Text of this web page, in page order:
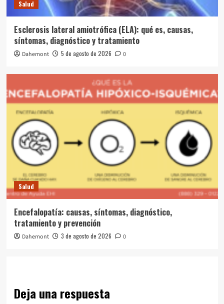
Salud
Esclerosis lateral amiotrófica (ELA): qué es, causas,
síntomas, diagnóstico y tratamiento
Dahemont 5 de agosto de 2026 0
Salud
Encefalopatía: causas, síntomas, diagnóstico,
tratamiento y prevención
Dahemont 3 de agosto de 2026 0
Deja una respuesta